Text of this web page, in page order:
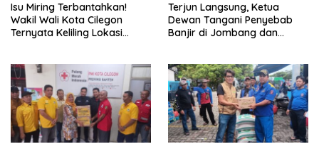
Isu Miring Terbantahkan!
Wakil Wali Kota Cilegon
Ternyata Keliling Lokasi
Terjun Langsung, Ketua
Dewan Tangani Penyebab
Banjir di Jombang dan